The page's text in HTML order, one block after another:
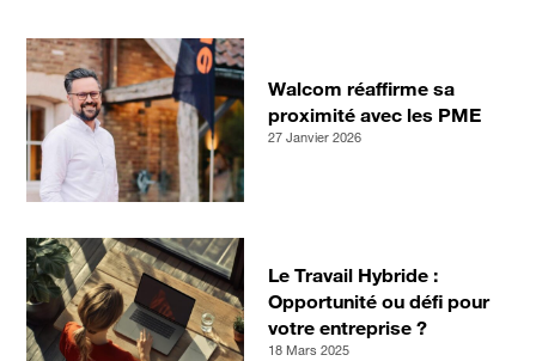
Walcom réaffirme sa
proximité avec les PME
27 Janvier 2026
Le Travail Hybride :
Opportunité ou défi pour
votre entreprise ?
18 Mars 2025